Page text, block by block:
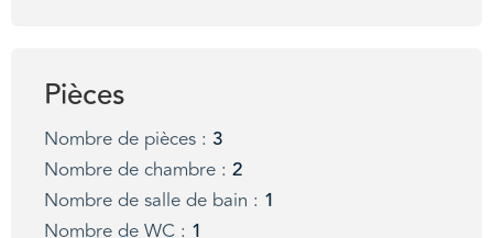
Pièces
Nombre de pièces : 3
Nombre de chambre : 2
Nombre de salle de bain : 1
Nombre de WC : 1